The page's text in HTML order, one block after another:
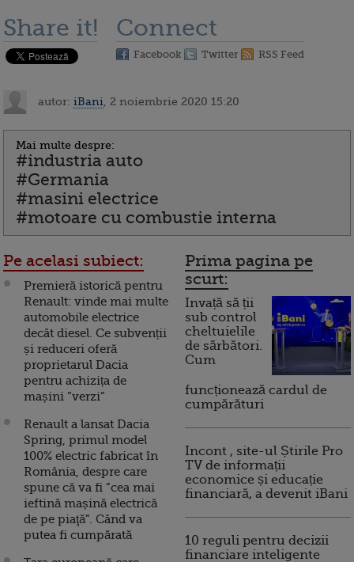
Share it! Connect
Facebook Twitter RSS Feed
autor: iBani , 2 noiembrie 2020 15:20
Mai multe despre:
#industria auto
#Germania
#masini electrice
#motoare cu combustie interna
Pe acelasi subiect:
Premieră istorică pentru
Renault: vinde mai multe
automobile electrice
decât diesel. Ce subvenții
și reduceri oferă
proprietarul Dacia
pentru achizița de
mașini ”verzi”
Renault a lansat Dacia
Spring, primul model
100% electric fabricat în
România, despre care
spune că va fi ”cea mai
ieftină mașină electrică
de pe piaţă”. Când va
putea fi cumpărată
Prima pagina pe
scurt:
Invață să ții
sub control
cheltuielile
de sărbători.
Cum
funcționează cardul de
cumpărături
Incont , site-ul Știrile Pro
TV de informații
economice și educație
financiară, a devenit iBani
10 reguli pentru decizii
financiare inteligente